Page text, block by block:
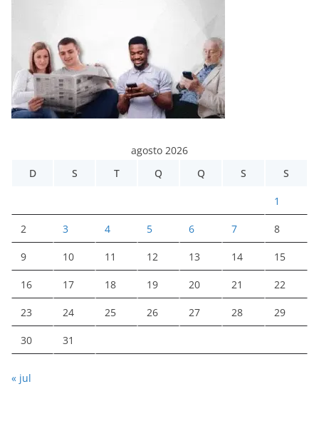
agosto 2026
D
S T Q Q S S
1
2 3 4 5 6 7 8
9 10 11 12 13 14 15
16 17 18 19 20 21 22
23 24 25 26 27 28 29
30 31
« jul